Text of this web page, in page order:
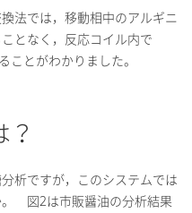
法では，移動相中のアルギニ
となく，反応コイル内で
とがわかりました。
析ですが，このシステムでは
。 図2は市販醤油の分析結果